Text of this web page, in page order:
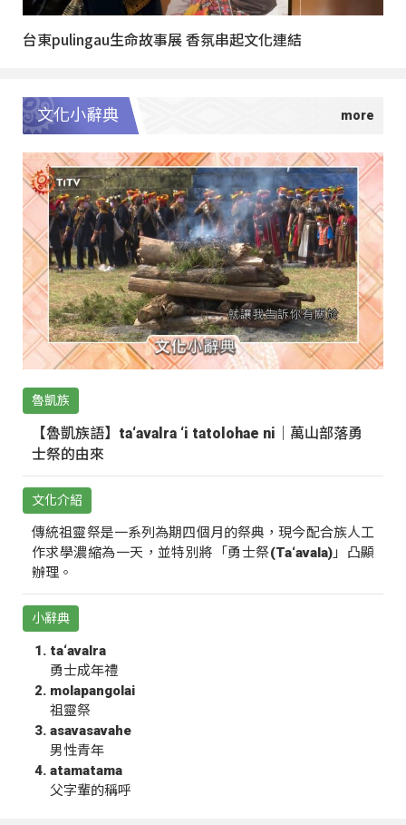
台東pulingau生命故事展 香氛串起文化連結
文化小辭典
魯凱族
【魯凱族語】ta‘avalra ‘i tatolohae ni｜萬山部落勇
士祭的由來
文化介紹
傳統祖靈祭是一系列為期四個月的祭典，現今配合族人工
作求學濃縮為一天，並特別將「勇士祭(Ta‘avala)」凸顯
辦理。
小辭典
ta‘avalra
勇士成年禮
molapangolai
祖靈祭
asavasavahe
男性青年
atamatama
父字輩的稱呼